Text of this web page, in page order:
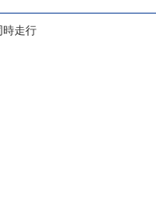
時走行